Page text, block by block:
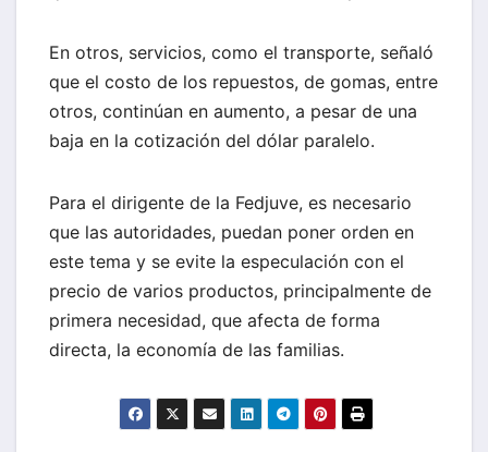
En otros, servicios, como el transporte, señaló
que el costo de los repuestos, de gomas, entre
otros, continúan en aumento, a pesar de una
baja en la cotización del dólar paralelo.
Para el dirigente de la Fedjuve, es necesario
que las autoridades, puedan poner orden en
este tema y se evite la especulación con el
precio de varios productos, principalmente de
primera necesidad, que afecta de forma
directa, la economía de las familias.